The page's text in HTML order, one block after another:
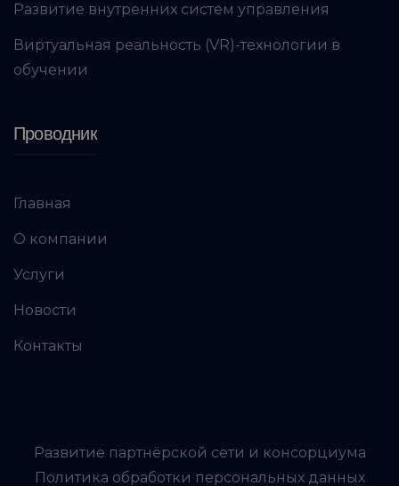
Развитие внутренних систем управления
Виртуальная реальность (VR)-технологии в
обучении
Проводник
Главная
О компании
Услуги
Новости
Контакты
Развитие партнёрской сети и консорциума
Политика обработки персональных данных